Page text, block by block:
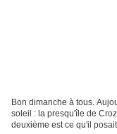
Bon dimanche à tous.
soleil : la presqu'île de
deuxième est ce qu'il